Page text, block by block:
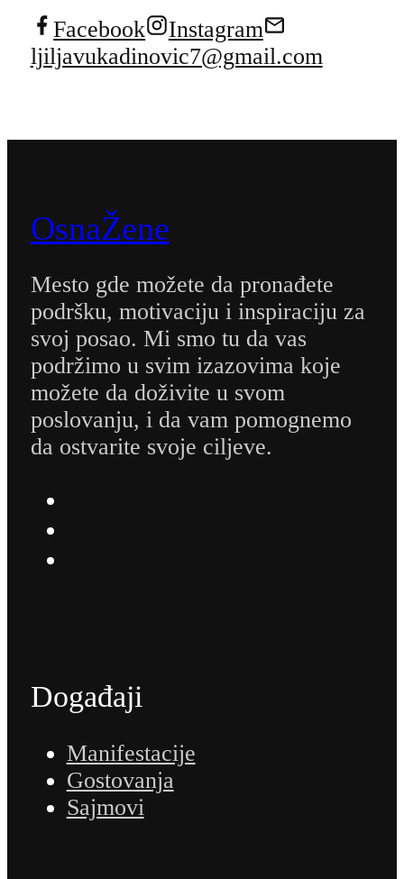
Facebook
Instagram
ljiljavukadinovic7@gmail.com
OsnaŽene
Mesto gde možete da pronađete
podršku, motivaciju i inspiraciju za
svoj posao. Mi smo tu da vas
podržimo u svim izazovima koje
možete da doživite u svom
poslovanju, i da vam pomognemo
da ostvarite svoje ciljeve.
Događaji
Manifestacije
Gostovanja
Sajmovi